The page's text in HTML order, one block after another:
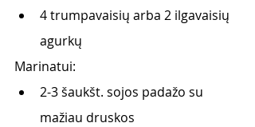
4 trumpavaisių arba 2 ilgavaisių
agurkų
Marinatui:
2-3 šaukšt. sojos padažo su
mažiau druskos